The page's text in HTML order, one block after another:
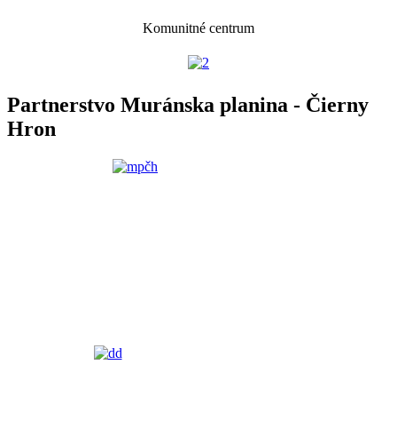
Komunitné centrum
Partnerstvo Muránska planina - Čierny
Hron